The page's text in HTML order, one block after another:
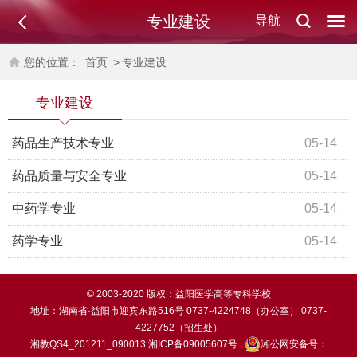
导航
专业建设
您的位置： 首页 >专业建设
专业建设
05-14
药品生产技术专业
05-14
药品质量与安全专业
05-14
中药学专业
05-14
药学专业
© 2003-2020 版权：益阳医学高等专科学校
地址：湖南省·益阳市迎宾东路516号 0737-4224748（办公室） 0737-
4227752（招生处）
湘教QS4_201211_090013 湘ICP备09005607号
湘公网安备号：